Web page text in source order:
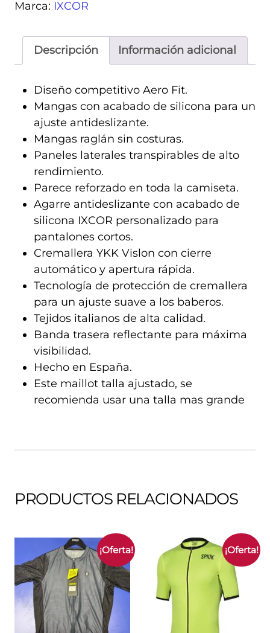
Marca: IXCOR
Descripción Información adicional
Diseño competitivo Aero Fit.
Mangas con acabado de silicona para un
ajuste antideslizante.
Mangas raglán sin costuras.
Paneles laterales transpirables de alto
rendimiento.
Parece reforzado en toda la camiseta.
Agarre antideslizante con acabado de
silicona IXCOR personalizado para
pantalones cortos.
Cremallera YKK Vislon con cierre
automático y apertura rápida.
Tecnología de protección de cremallera
para un ajuste suave a los baberos.
Tejidos italianos de alta calidad.
Banda trasera reflectante para máxima
visibilidad.
Hecho en España.
Este maillot talla ajustado, se
recomienda usar una talla mas grande
PRODUCTOS RELACIONADOS
¡Oferta! ¡Oferta!